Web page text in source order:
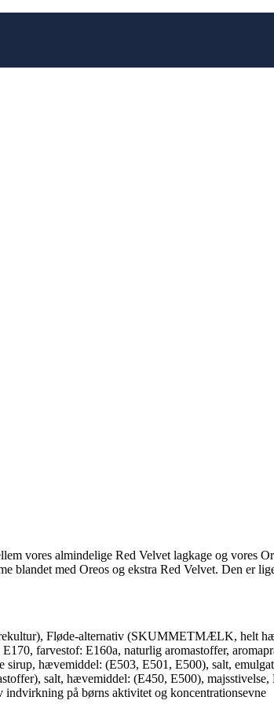
vores almindelige Red Velvet lagkage og vores
blandet med Oreos og ekstra Red Velvet. Den er
Fløde-alternativ (SKUMMETMÆLK, helt
farvestof: E160a, naturlig aromastoffer,
hævemiddel: (E503, E501, E500), salt,
salt, hævemiddel: (E450, E500),
på børns aktivitet og koncentrationsevne